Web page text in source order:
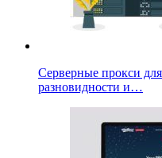
Серверные прокси
разновидности и…